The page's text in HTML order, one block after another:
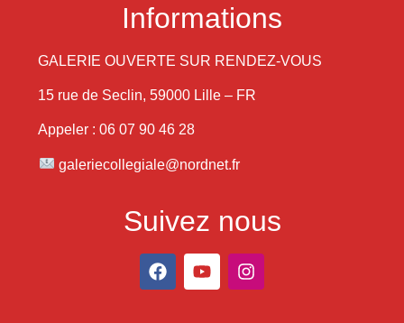
Informations
GALERIE OUVERTE SUR RENDEZ-VOUS
15 rue de Seclin, 59000 Lille – FR
Appeler : 06 07 90 46 28
galeriecollegiale@nordnet.fr
Suivez nous